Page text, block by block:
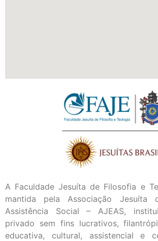
A Faculdade Jesuíta de Filosofia e
mantida pela Associação Jesuíta
Assistência Social – AJEAS,
privado sem fins lucrativos,
educativa, cultural, assistencial e